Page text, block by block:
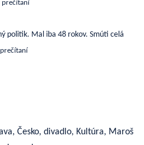
prečítaní
politik. Mal iba 48 rokov. Smúti celá
Česko, divadlo, Kultúra, Maroš